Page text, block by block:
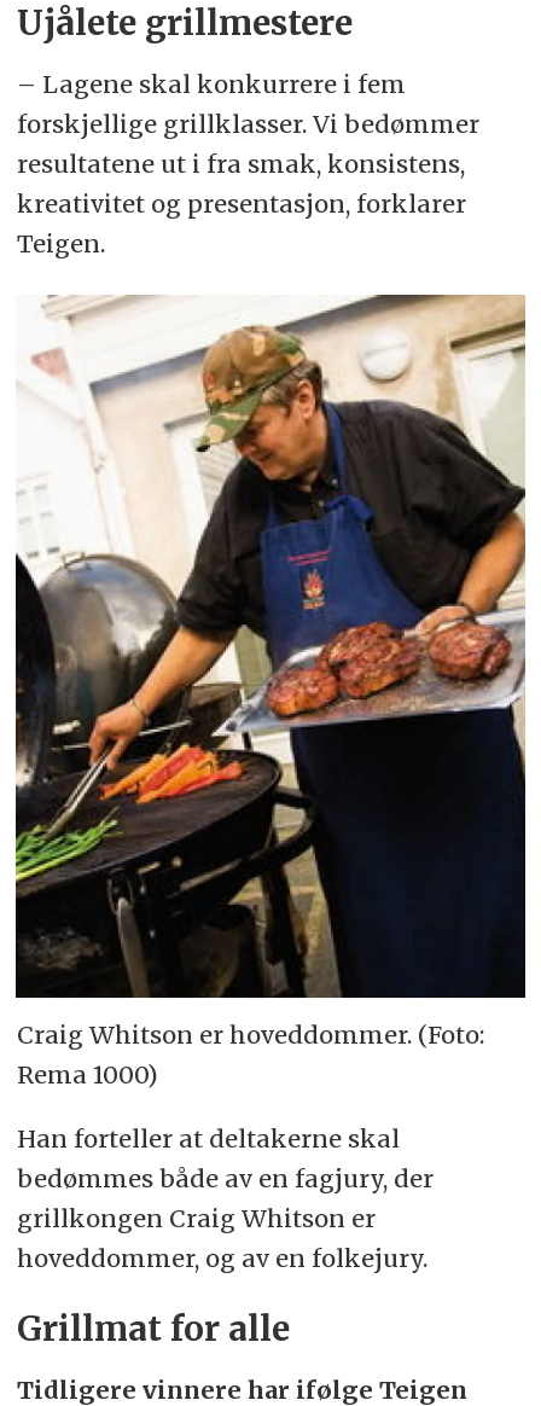
Ujålete grillmestere
– Lagene skal konkurrere i fem
forskjellige grillklasser. Vi bedømmer
resultatene ut i fra smak, konsistens,
kreativitet og presentasjon, forklarer
Teigen.
Craig Whitson er hoveddommer. (Foto:
Rema 1000)
Han forteller at deltakerne skal
bedømmes både av en fagjury, der
grillkongen Craig Whitson er
hoveddommer, og av en folkejury.
Grillmat for alle
Tidligere vinnere har ifølge Teigen